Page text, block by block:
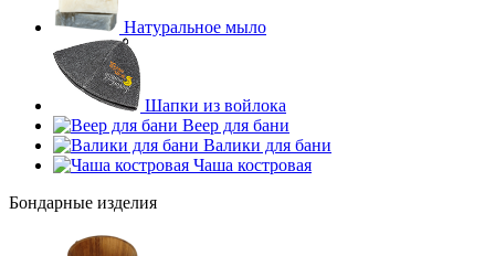
Натуральное мыло
Шапки из войлока
Веер для бани
Валики для бани
Чаша костровая
Бондарные изделия